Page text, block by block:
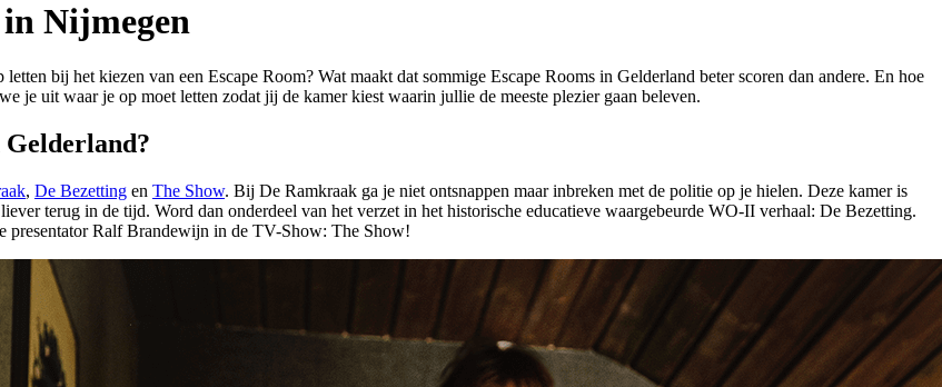
Nijmegen
bij het kiezen van een Escape Room? Wat maakt dat sommige Escape Rooms in Gelderland beter scoren dan andere. En hoe
je uit waar je op moet letten zodat jij de kamer kiest waarin jullie de meeste plezier gaan beleven.
Gelderland?
, De Bezetting en The Show. Bij De Ramkraak ga je niet ontsnappen maar inbreken met de politie op je hielen. Deze kamer is
terug in de tijd. Word dan onderdeel van het verzet in het historische educatieve waargebeurde WO-II verhaal: De Bezetting.
presentator Ralf Brandewijn in de TV-Show: The Show!